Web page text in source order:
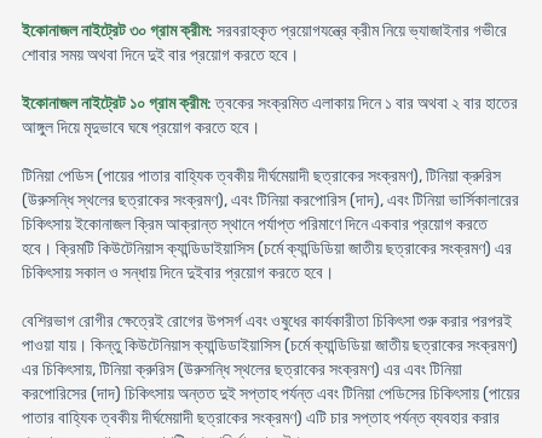
ইকোনাজল নাইট্রেট ৩০ গ্রাম ক্রীম: সরবরাহকৃত প্রয়োগযন্ত্রে ক্রীম নিয়ে ভ্যাজাইনার গভীরে
শোবার সময় অথবা দিনে দুই বার প্রয়োগ করতে হবে।
ইকোনাজল নাইট্রেট ১০ গ্রাম ক্রীম: ত্বকের সংক্রমিত এলাকায় দিনে ১ বার অথবা ২ বার হাতের
আঙ্গুল দিয়ে মৃদুভাবে ঘষে প্রয়োগ করতে হবে।
টিনিয়া পেডিস (পায়ের পাতার বাহ্যিক ত্বকীয় দীর্ঘমেয়াদী ছত্রাকের সংক্রমণ), টিনিয়া ক্রুরিস
(উরুসন্ধি স্থলের ছত্রাকের সংক্রমণ), এবং টিনিয়া করপোরিস (দাদ), এবং টিনিয়া ভার্সিকালারের
চিকিৎসায় ইকোনাজল ক্রিম আক্রান্ত স্থানে পর্যাপ্ত পরিমাণে দিনে একবার প্রয়োগ করতে
হবে। ক্রিমটি কিউটেনিয়াস ক্যান্ডিডাইয়াসিস (চর্মে ক্যান্ডিডিয়া জাতীয় ছত্রাকের সংক্রমণ) এর
চিকিৎসায় সকাল ও সন্ধায় দিনে দুইবার প্রয়োগ করতে হবে।
বেশিরভাগ রোগীর ক্ষেত্রেই রোগের উপসর্গ এবং ওষুধের কার্যকারীতা চিকিৎসা শুরু করার পরপরই
পাওয়া যায়। কিন্তু কিউটেনিয়াস ক্যান্ডিডাইয়াসিস (চর্মে ক্যান্ডিডিয়া জাতীয় ছত্রাকের সংক্রমণ)
এর চিকিৎসায়, টিনিয়া ক্রুরিস (উরুসন্ধি স্থলের ছত্রাকের সংক্রমণ) এর এবং টিনিয়া
করপোরিসের (দাদ) চিকিৎসায় অন্তত দুই সপ্তাহ পর্যন্ত এবং টিনিয়া পেডিসের চিকিৎসায় (পায়ের
পাতার বাহ্যিক ত্বকীয় দীর্ঘমেয়াদী ছত্রাকের সংক্রমণ) এটি চার সপ্তাহ পর্যন্ত ব্যবহার করার